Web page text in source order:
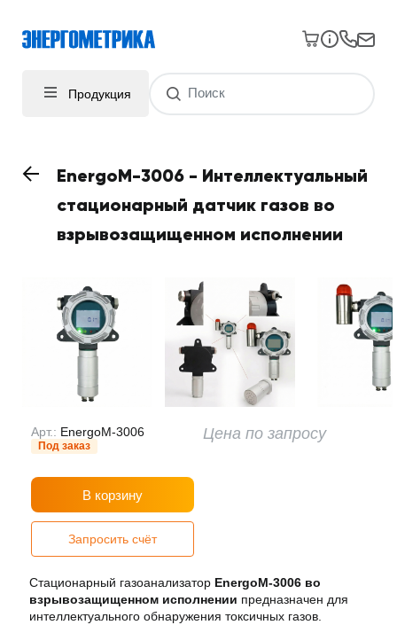
Продукция
EnergoM-3006 - Интеллектуальный
стационарный датчик газов во
взрывозащищенном исполнении
Арт.: EnergoM-3006
Под заказ
Цена по запросу
В корзину
Запросить счёт
Стационарный газоанализатор EnergoM-3006 во
взрывозащищенном исполнении предназначен для
интеллектуального обнаружения токсичных газов.